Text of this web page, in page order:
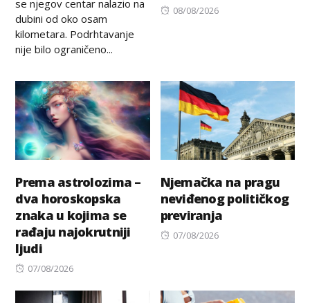
se njegov centar nalazio na
dubini od oko osam
kilometara. Podrhtavanje
nije bilo ograničeno...
Posted
08/08/2026
Prema astrolozima –
dva horoskopska
znaka u kojima se
rađaju najokrutniji
ljudi
Posted
07/08/2026
Njemačka na pragu
neviđenog političkog
previranja
Posted
07/08/2026